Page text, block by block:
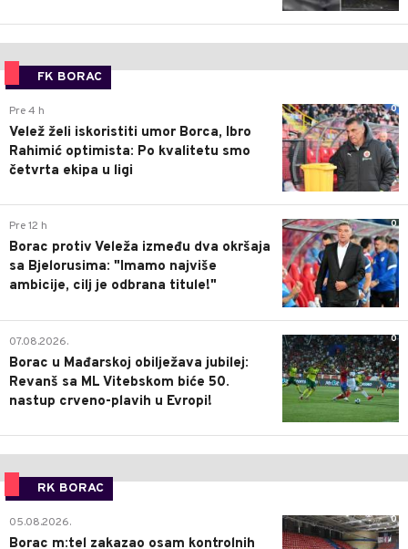
FK BORAC
0
Pre 4 h
Velež želi iskoristiti umor Borca, Ibro
Rahimić optimista: Po kvalitetu smo
četvrta ekipa u ligi
0
Pre 12 h
Borac protiv Veleža između dva okršaja
sa Bjelorusima: "Imamo najviše
ambicije, cilj je odbrana titule!"
0
07.08.2026.
Borac u Mađarskoj obilježava jubilej:
Revanš sa ML Vitebskom biće 50.
nastup crveno-plavih u Evropi!
RK BORAC
0
05.08.2026.
Borac m:tel zakazao osam kontrolnih